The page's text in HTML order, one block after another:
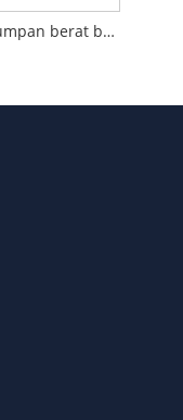
Pengumpan berat badan untuk proses berterusan